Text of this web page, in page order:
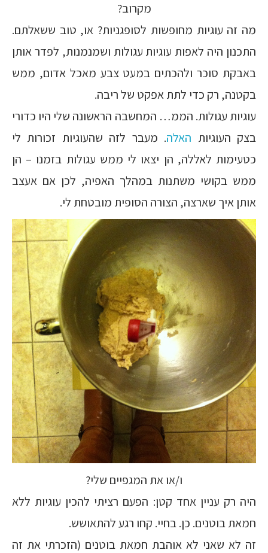
מקרוב?
מה זה עוגיות מחופשות לסופגניות? או, טוב ששאלתם.
התכנון היה לאפות עוגיות עגולות ושמנמנות, לפדר אותן
באבקת סוכר ולהכתים במעט צבע מאכל אדום, ממש
בקטנה, רק כדי לתת אפקט של ריבה.
עוגיות עגולות. הממ… המחשבה הראשונה שלי היו כדורי
בצק העוגיות האלה. מעבר לזה שהעוגיות זכורות לי
כטעימות לאללה, הן יצאו לי ממש עגולות בזמנו – הן
ממש בקושי משתנות במהלך האפיה, לכן אם אעצב
אותן איך שארצה, הצורה הסופית מובטחת לי.
ו/או את המגפיים שלי?
היה רק עניין אחד קטן: הפעם רציתי להכין עוגיות ללא
חמאת בוטנים. כן. בחיי. קחו רגע להתאושש.
זה לא שאני לא אוהבת חמאת בוטנים (הזכרתי את זה